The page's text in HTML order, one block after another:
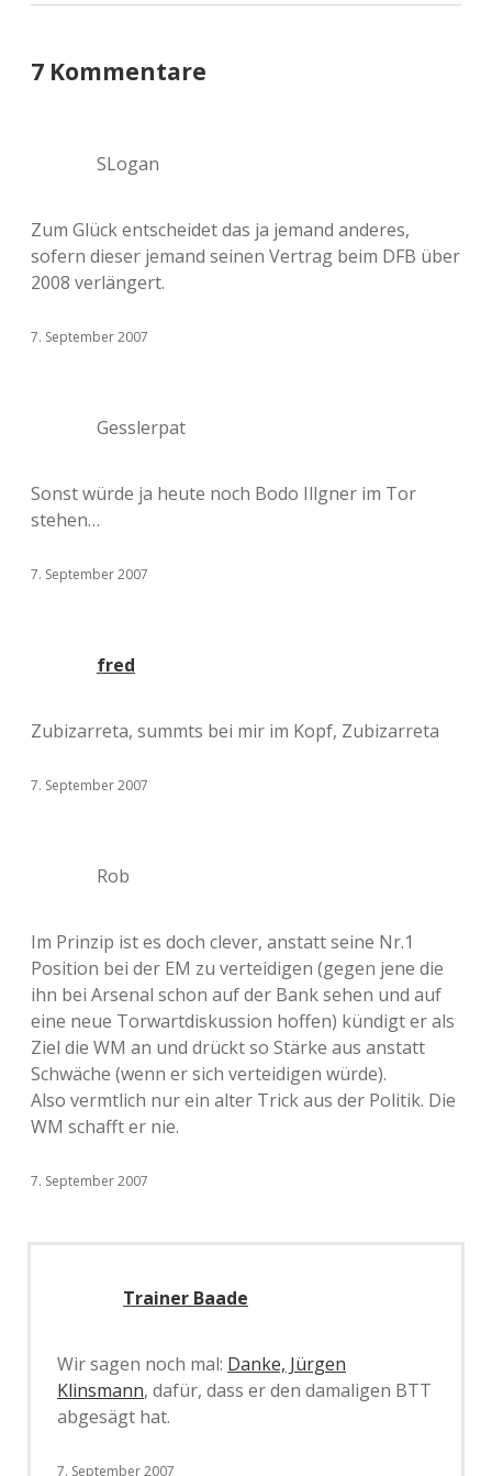
7 Kommentare
SLogan
Zum Glück entscheidet das ja jemand anderes,
sofern dieser jemand seinen Vertrag beim DFB über
2008 verlängert.
7. September 2007
Gesslerpat
Sonst würde ja heute noch Bodo Illgner im Tor
stehen…
7. September 2007
fred
Zubizarreta, summts bei mir im Kopf, Zubizarreta
7. September 2007
Rob
Im Prinzip ist es doch clever, anstatt seine Nr.1
Position bei der EM zu verteidigen (gegen jene die
ihn bei Arsenal schon auf der Bank sehen und auf
eine neue Torwartdiskussion hoffen) kündigt er als
Ziel die WM an und drückt so Stärke aus anstatt
Schwäche (wenn er sich verteidigen würde).
Also vermtlich nur ein alter Trick aus der Politik. Die
WM schafft er nie.
7. September 2007
Trainer Baade
Wir sagen noch mal: Danke, Jürgen
Klinsmann, dafür, dass er den damaligen BTT
abgesägt hat.
7. September 2007